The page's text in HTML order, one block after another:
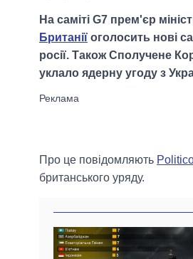
На саміті G7 прем'єр
Британії оголосить нові
росії. Також Сполучене
уклало ядерну угоду з
Про це повідомляють
британського уряду.